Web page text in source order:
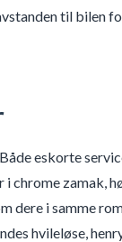
til bilen
eskorte
chrome zamak,
dere i samme
hvileløse,